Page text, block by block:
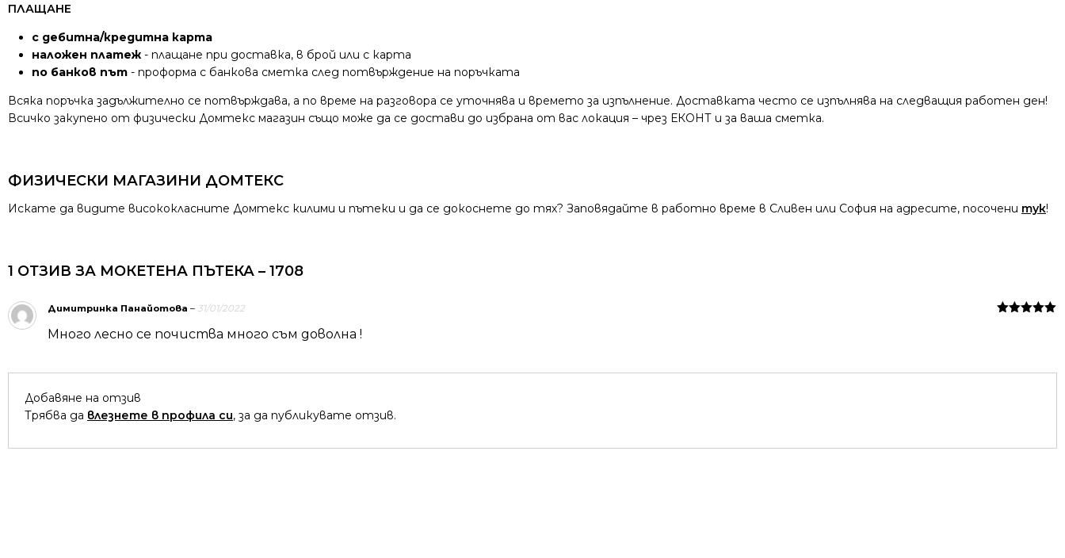
ПЛАЩАНЕ
с дебитна/кредитна карта
наложен платеж - плащане при доставка, в брой или с карта
по банков път - проформа с банкова сметка след потвърждение на поръчката
Всяка поръчка задължително се потвърждава, а по време на разговора се уточнява и времето за изпълнение. Доставката често се изпълнява на следващия работен ден!
Всичко закупено от физически Домтекс магазин също може да се достави до избрана от вас локация – чрез ЕКОНТ и за ваша сметка.
ФИЗИЧЕСКИ МАГАЗИНИ ДОМТЕКС
Искате да видите висококласните Домтекс килими и пътеки и да се докоснете до тях? Заповядайте в работно време в Сливен или София на адресите, посочени тук!
1 ОТЗИВ ЗА МОКЕТЕНА ПЪТЕКА – 1708
Димитринка Панайотова – 31/01/2022
Много лесно се почиства много съм доволна !
Добавяне на отзив
Трябва да влезнете в профила си, за да публикувате отзив.